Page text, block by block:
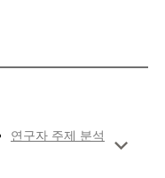
연구자 주제 분석